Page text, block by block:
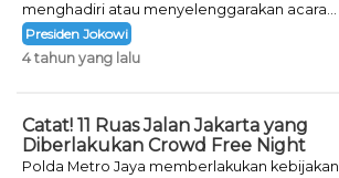
menghadiri atau menyelenggarakan acara
khusus untuk mengisi malam pergantian
tahun.
Presiden Jokowi
4 tahun yang lalu
Catat! 11 Ruas Jalan Jakarta yang
Diberlakukan Crowd Free Night
Polda Metro Jaya memberlakukan kebijakan